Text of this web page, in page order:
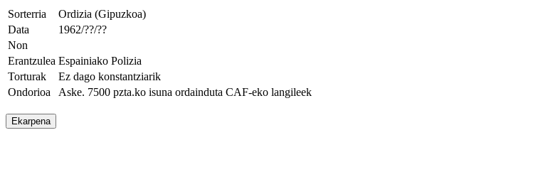
Sorterria
Ordizia (Gipuzkoa)
Data
1962/??/??
Non
Erantzulea Espainiako Polizia
Torturak
Ez dago konstantziarik
Ondorioa
Aske. 7500 pzta.ko isuna ordainduta CAF-eko langileek